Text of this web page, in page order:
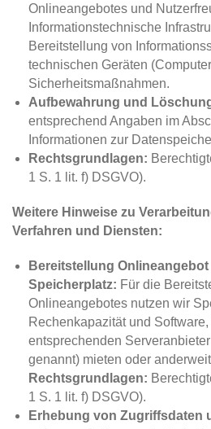
Onlineangebotes und
Informationstechnische
Bereitstellung von
technischen Geräten
Sicherheitsmaßnahmen.
Aufbewahrung und
entsprechend Angaben im
Informationen zur
Rechtsgrundlagen:
1 S. 1 lit. f) DSGVO).
Weitere Hinweise zu
Verfahren und Diensten:
Bereitstellung
Speicherplatz: Für die
Onlineangebotes nutzen wir
Rechenkapazität und
entsprechenden
genannt) mieten oder
Rechtsgrundlagen:
1 S. 1 lit. f) DSGVO).
Erhebung von Zugriffsdaten